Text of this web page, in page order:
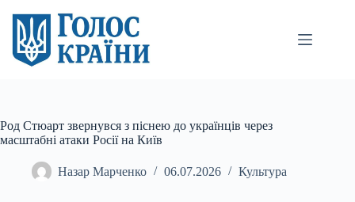
вмісту
Род Стюарт звернувся з піснею до українців через
масштабні атаки Росії на Київ
Назар Марченко 06.07.2026 Культура